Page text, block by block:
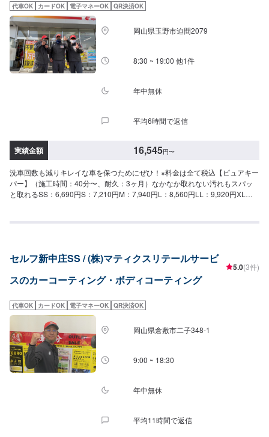
防ぐ。・フェンダー：6,280円・フル：9,270円・無塗装樹脂パーツ面積の大
きい車：12,560円（対象車の一例）レクサスNX/LX/RXトヨタFJクルーザー/
シエンタ/ライズ日産キックス/デュアリスホンダCRV/シビック三菱エクリプ
スクロス/アウトランダーマツダCX-3/CX-8/CX-60/MX-30スバルXV/WRXS4ス
ズキジムニー/ラパンBMWX1/X3アウディQ2〜Q7フォルクスワーゲンティグ
アン/ティークロスメルセデスベンツGLA、GLB、GLCボルボXC60プジョー
2008/3008/5008テスラモデルX他＜＜詳しくは、ネット予約にてお問い合わ
(軽研磨は施工料金に含みます）New!!【ダイヤⅡキーパー】（施工時間：6〜
8時間、耐久：3年(2年に1度のメンテナンスで6年)）ダイヤモンドキーパーの
2倍の艶と自浄性能を併せ持ちながらも、金額はWダイヤよりお得。コスパ重
視の方にお勧めしたい、最新ハイエンドコーティングです。SS：63,300円
S：68,800円M：74,400円L：78,600円LL：85,400円XL：106,200円※鏡面研
磨は別途料金(軽研磨は施工料金に含みます）【Wダイヤモンドキーパー】
（施工時間：6〜12時間、耐久：3年(1年に1度のメンテナンスで5年)）ガラ
M：91,900円L：97,800円LL：108,000円XL：137,900円※鏡面研磨は別途料
能力と輝きを得られます。強い水はじきで水シミができにくくなります。
137,900円※鏡面研磨は別途料金(軽研磨は施工料金に含みます）【EXキーパ
ー】（施工時間：8時間〜１日、耐久：3年(２年（または１年）に１回のメン
汚れを弾きます！これまでとは異なる被膜で、水シミ・水アカの定着を根本
的に防ぎます。SS：115,700円S：126,200円M：137,500円L：153,200円
LL：163,400円XL：178,000円【モールプロテクト】（施工時間：1時間30
＆プロテクト】（施工時間：5〜8時間）白いシミを除去し、シミから守りま
ー：6,280円・フル：9,270円・無塗装樹脂パーツ面積の大きい車：12,560円
（対象車の一例）レクサスNX/LX/RXトヨタFJクルーザー/シエンタ/ライズ日
産キックス/デュアリスホンダCRV/シビック三菱エクリプスクロス/アウトラ
ンダーマツダCX-3/CX-8/CX-60/MX-30スバルXV/WRXS4スズキジムニー/ラパ
メルセデスベンツGLA、GLB、GLCボルボXC60プジョー2008/3008/5008テ
スラモデルX他＜＜施工費用を詳しく知りたい方は、ネット予約時に車種記載
の上お問い合わせください＞＞
代車OK カードOK 電子マネーOK QR決済OK
岡山県玉野市迫間2079
8:30 ~ 19:00 他1件
年中無休
平均6時間で返信
実績金額 16,545円〜
洗車回数も減りキレイな車を保つためにぜひ！※料金は全て税込【ピュアキー
パー】（施工時間：40分〜、耐久：3ヶ月）なかなか取れない汚れもスパッ
と取れるSS：6,690円S：7,210円M：7,940円L：8,560円LL：9,920円XL：
25,000円LL：29,800円XL：34,500円※軽研磨は別途料金【フレッシュキーパ
円XL：45,000円※軽研磨は別途料金【ダイヤモンドキーパー】（施工時間：
6〜8時間、耐久：3年(1年に1度のメンテナンスで5年)）強い撥水力・新車時
以上のツヤと濃厚な発色が得られますSS：52,300円S：57,800円M：63,400
工料金に含みます）New!!【ダイヤⅡキーパー】（施工時間：6〜8時間、耐
久：3年(2年に1度のメンテナンスで6年)）ダイヤモンドキーパーの2倍の艶と
自浄性能を併せ持ちながらも、金額はWダイヤよりお得。コスパ重視の方に
お勧めしたい、最新ハイエンドコーティングです。SS：63,300円S：68,800
円M：74,400円L：78,600円LL：85,400円XL：106,200円※鏡面研磨は別途料
金(軽研磨は施工料金に含みます）【エコダイヤキーパー】（施工時間：4〜8
時間、耐久：3年(2年もしくは1年に1度のメンテナンスで5年)）超強力な防汚
83,800円M：91,900円L：97,800円LL：108,000円XL：137,900円※鏡面研磨
膜を2回重ね塗りすることにより、ダイヤモンドキーパーより厚い被膜を作り
セルフ新中庄SS / (株)マティクスリテールサービ
スのカーコーティング・ボディコーティング
5.0(3件)
代車OK カードOK 電子マネーOK QR決済OK
岡山県倉敷市二子348-1
9:00 ~ 18:30
年中無休
平均11時間で返信